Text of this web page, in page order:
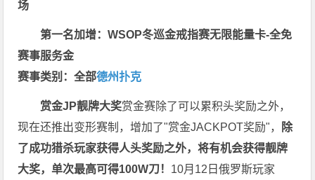
场
第一名加增：WSOP冬巡金戒指赛无限能量卡-全免
赛事服务金
赛事类别：全部德州扑克
赏金JP靓牌大奖赏金赛除了可以累积头奖励之外，
现在还推出变形赛制，增加了"赏金JACKPOT奖励"，
除
了成功猎杀玩家获得人头奖励之外，将有机会获得靓牌
大奖，单次最高可得100W刀！ 10月12日俄罗斯玩家